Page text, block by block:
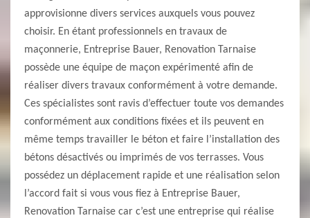
approvisionne divers services auxquels vous pouvez
choisir. En étant professionnels en travaux de
maçonnerie, Entreprise Bauer, Renovation Tarnaise
possède une équipe de maçon expérimenté afin de
réaliser divers travaux conformément à votre demande.
Ces spécialistes sont ravis d’effectuer toute vos demandes
conformément aux conditions fixées et ils peuvent en
même temps travailler le béton et faire l’installation des
bétons désactivés ou imprimés de vos terrasses. Vous
possédez un déplacement rapide et une réalisation selon
l’accord fait si vous vous fiez à Entreprise Bauer,
Renovation Tarnaise car c’est une entreprise qui réalise